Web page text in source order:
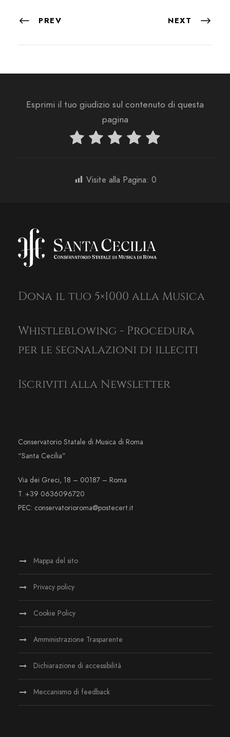
PREV NEXT
Esprimi il tuo giudizio sul contenuto di questa
pagina
Visite alla Pagina: 0
Dona il tuo 5×1000 alla Musica
Whistleblowing - Procedura
per le segnalazioni di illeciti
Iscriviti alla Newsletter
Conservatorio Statale di Musica di Roma
“Santa Cecilia”
Via dei Greci, 18 – 00187 – Roma
T. +39 0636096720
PEC: conservatorioroma@postecert.it
Mappa del sito
Privacy policy
Cookie Policy
Amministrazione Trasparente
Dichiarazione di accessibilità
Meccanismo di feedback